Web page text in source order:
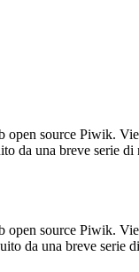
open source Piwik.
da una breve serie
open source Piwik.
da una breve